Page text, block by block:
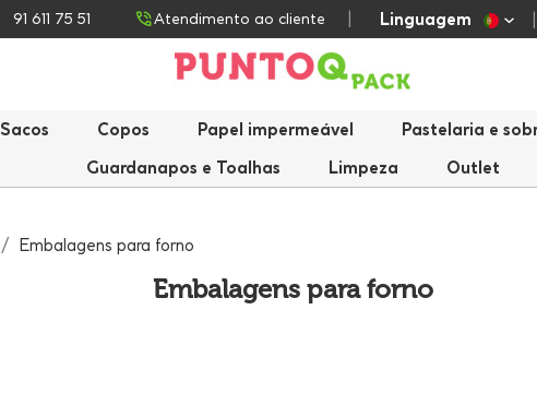
91 611 75 51 Atendimento ao cliente Linguagem
Sacos Copos Papel impermeável Pastelaria e
Guardanapos e Toalhas
Limpeza Outlet
Embalagens para forno
Embalagens para forno